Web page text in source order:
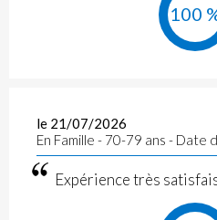
100
le 21/07/2026
En Famille - 70-79 ans -
Expérience très